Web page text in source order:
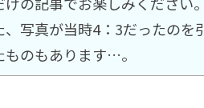
、写真が当時4：3だったのを
ものもあります…。